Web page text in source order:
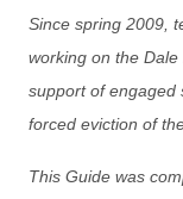
Since spring 2009,
working on the
support of engaged
forced eviction of
This Guide was